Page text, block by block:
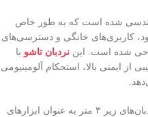
شده است که به طور خاص
کاربری‌های خانگی و دسترسی‌های
شده است. این نردبان تاشو با
از ایمنی بالا، استحکام آلومینیومی
در استانداردهای ایمنی مانند EN 131، نردبان‌های زیر ۳ متر به عنوان ابزارهای